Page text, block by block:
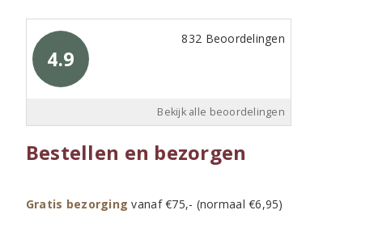
4.9
832 Beoordelingen
Bekijk alle beoordelingen
Bestellen en bezorgen
Gratis bezorging vanaf €75,- (normaal €6,95)